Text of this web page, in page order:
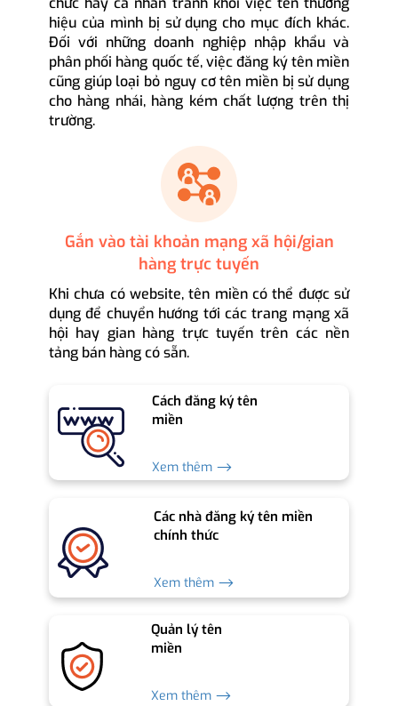
hiệu của mình bị sử dụng cho mục đích khác.
Đối với những doanh nghiệp nhập khẩu và
phân phối hàng quốc tế, việc đăng ký tên miền
cũng giúp loại bỏ nguy cơ tên miền bị sử dụng
cho hàng nhái, hàng kém chất lượng trên thị
trường.
Gắn vào tài khoản mạng xã hội/gian
hàng trực tuyến
Khi chưa có website, tên miền có thể được sử
dụng để chuyển hướng tới các trang mạng xã
hội hay gian hàng trực tuyến trên các nền
tảng bán hàng có sẵn.
Cách đăng ký tên
miền
Xem thêm ⟶
Các nhà đăng ký tên miền
chính thức
Xem thêm ⟶
Quản lý tên
miền
Xem thêm ⟶